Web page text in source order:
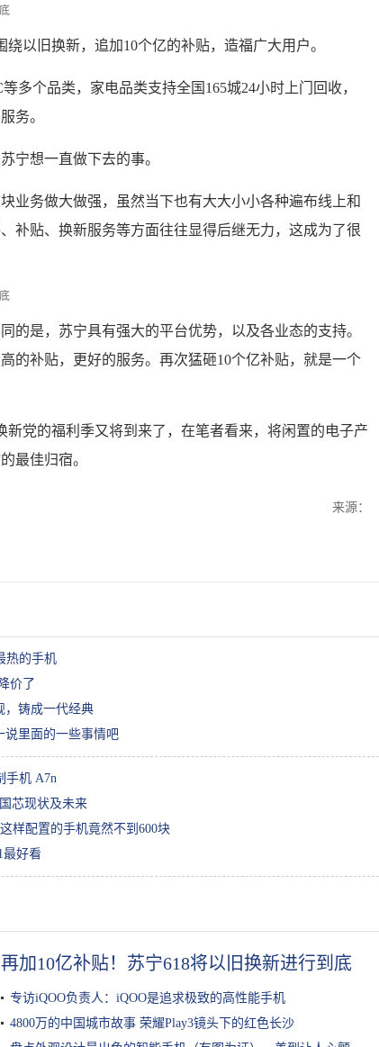
绕以旧换新，追加10个亿的补贴，造福广大用户。
多个品类，家电品类支持全国165城24小时上门回收，
务。
宁想一直做下去的事。
业务做大做强，虽然当下也有大大小小各种遍布线上和
补贴、换新服务等方面往往显得后继无力，这成为了很
的是，苏宁具有强大的平台优势，以及各业态的支持。
的补贴，更好的服务。再次猛砸10个亿补贴，就是一个
新党的福利季又将到来了，在笔者看来，将闲置的电子产
最佳归宿。
来源：
热的手机
价了
，铸成一代经典
说里面的一些事情吧
手机 A7n
芯现状及未来
样配置的手机竟然不到600块
最好看
再加10亿补贴！苏宁618将以旧换新进行到底
专访iQOO负责人：iQOO是追求极致的高性能手机
4800万的中国城市故事 荣耀Play3镜头下的红色长沙